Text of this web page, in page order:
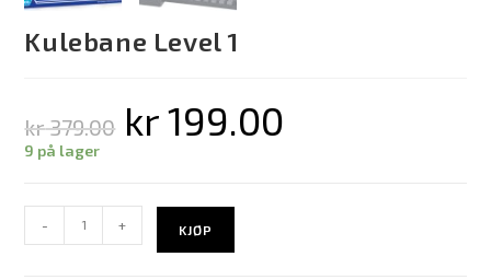
Kulebane Level 1
kr379.00 kr199.00
9 på lager
- + KJØP